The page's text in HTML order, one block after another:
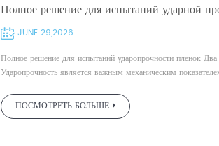
Полное решение для испытаний ударной
JUNE 29,2026.
Полное решение для испытаний ударопрочности пленок
Ударопрочность является важным механическим
ПОСМОТРЕТЬ БОЛЬШЕ